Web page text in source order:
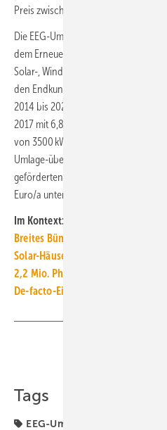
Preis zwischen 35 und 55 Euro/MWh.
Die EEG-Umlage (auch: „Ökostrom-
dem Erneuerbare-Energien-Gesetz
Solar-, Wind-, Biomasse- und
den Endkunden über die
2014 bis 2021 lag sie jeweils über 6
2017 mit 6,88 Ct/kWh erreicht. Ein
von 3500 kWh/a aus dem
Umlage-über-den-Strompreis-Ära
geförderten Anlagen mit etwa 3135
Euro/a unterstützt. ■
Im Kontext:
Breites Bündnis für mindestens
Solar-Häuser können zehn
2,2 Mio. Photovoltaik-Anlagen
De-facto-Einbauverbot für Öl und
Tags
EEG-Umlage